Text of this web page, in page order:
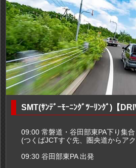
SMT(ｻﾝﾃﾞｰﾓｰﾆﾝｸﾞﾂｰﾘﾝｸﾞ)【
09:00 常磐道・谷田部東PA下り集合
(つくばJCTすぐ先、圏央道からア
09:30 谷田部東PA 出発